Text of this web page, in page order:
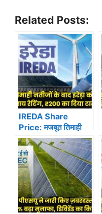
Related Posts:
IREDA Share
Price: मजबूत तिमाही
नतीजों के बाद इरेड़ा को
एक्सपर्ट ने दी बाय रेटिंग,
₹200 का दिया टारगेट…